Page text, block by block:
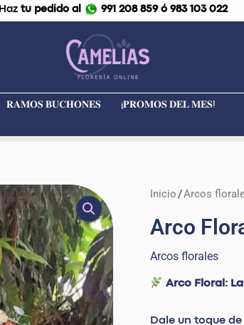
Haz tu pedido al 991 208 859 ó 983 103 022
𝐑𝐀𝐌𝐎𝐒 𝐁𝐔𝐂𝐇𝐎𝐍𝐄𝐒
¡𝐏𝐑𝐎𝐌𝐎𝐒 𝐃𝐄𝐋 𝐌𝐄𝐒!
Inicio /Arcos
Arco
Arcos florales
Arco Floral:
Dale un toque
Arco
"Italia"